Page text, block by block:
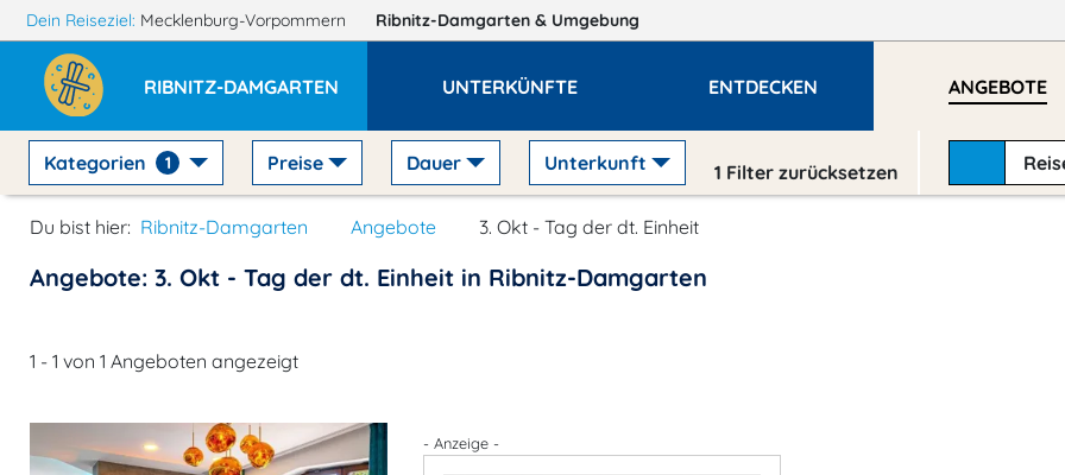
Dein Reiseziel: Mecklenburg-Vorpommern Ribnitz-Damgarten & Umgebung
RIBNITZ-DAMGARTEN UNTERKÜNFTE ENTDECKEN ANGEBOTE
Kategorien 1 Preise Dauer Unterkunft 1 Filter zurücksetzen
Du bist hier: Ribnitz-Damgarten Angebote 3. Okt - Tag der dt. Einheit
Angebote: 3. Okt - Tag der dt. Einheit in Ribnitz-Damgarten
1 - 1 von 1 Angeboten angezeigt
- Anzeige -